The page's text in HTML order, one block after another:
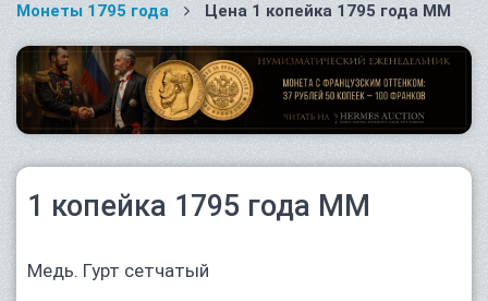
Монеты 1795 года
Цена 1 копейка 1795 года ММ
1 копейка 1795 года ММ
Медь. Гурт сетчатый